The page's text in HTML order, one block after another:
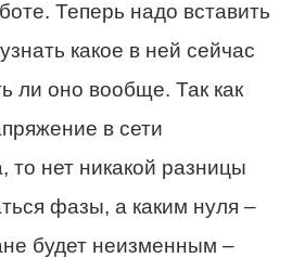
Теперь надо вставить
какое в ней сейчас
ли оно вообще. Так как
в сети
то нет никакой разницы
фазы, а каким нуля –
будет неизменным –